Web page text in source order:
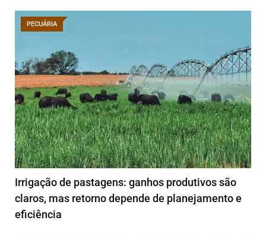
PECUÁRIA
Irrigação de pastagens: ganhos produtivos são
claros, mas retorno depende de planejamento e
eficiência